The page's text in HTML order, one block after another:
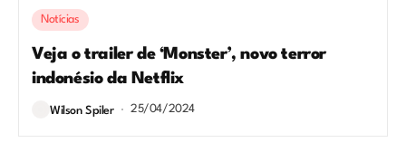
Notícias
Veja o trailer de ‘Monster’, novo terror
indonésio da Netflix
Wilson Spiler 25/04/2024